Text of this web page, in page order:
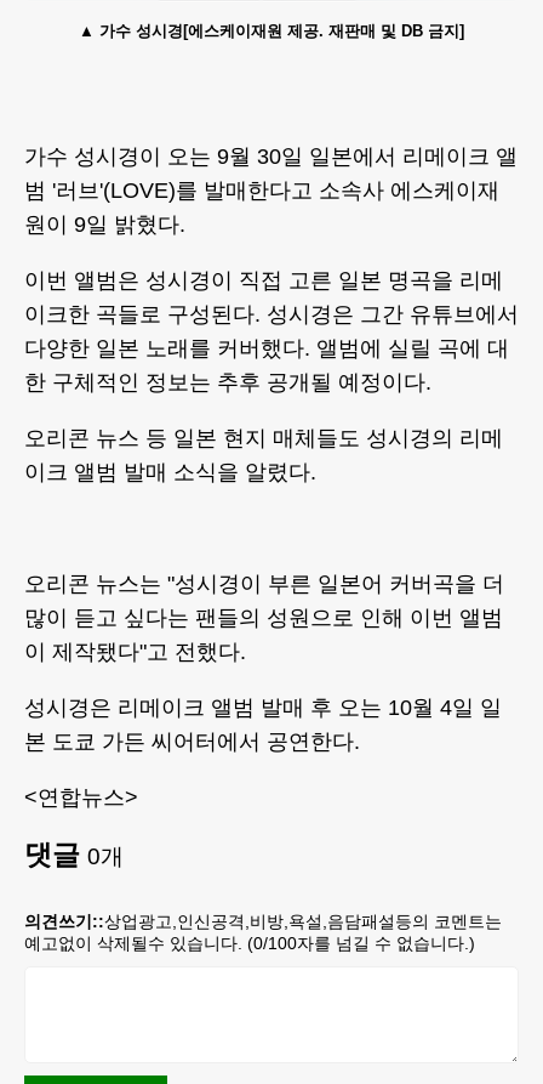
가수 성시경[에스케이재원 제공. 재판매 및 DB 금지]
가수 성시경이 오는 9월 30일 일본에서 리메이크 앨
범 '러브'(LOVE)를 발매한다고 소속사 에스케이재
원이 9일 밝혔다.
이번 앨범은 성시경이 직접 고른 일본 명곡을 리메
이크한 곡들로 구성된다. 성시경은 그간 유튜브에서
다양한 일본 노래를 커버했다. 앨범에 실릴 곡에 대
한 구체적인 정보는 추후 공개될 예정이다.
오리콘 뉴스 등 일본 현지 매체들도 성시경의 리메
이크 앨범 발매 소식을 알렸다.
오리콘 뉴스는 "성시경이 부른 일본어 커버곡을 더
많이 듣고 싶다는 팬들의 성원으로 인해 이번 앨범
이 제작됐다"고 전했다.
성시경은 리메이크 앨범 발매 후 오는 10월 4일 일
본 도쿄 가든 씨어터에서 공연한다.
<연합뉴스>
댓글 0개
의견쓰기::상업광고,인신공격,비방,욕설,음담패설등의 코멘트는
예고없이 삭제될수 있습니다. (0/100자를 넘길 수 없습니다.)